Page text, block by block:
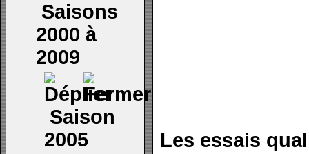
Saisons
2000 à
2009
Saison
2005
Les essais